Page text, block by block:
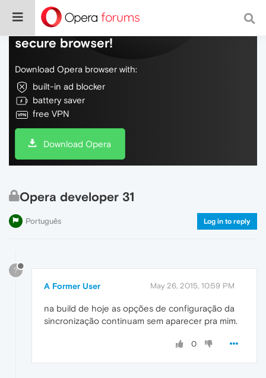
Do more on the web, with a fast and
secure browser!
Download Opera browser with:
built-in ad blocker
battery saver
free VPN
Download Opera
Opera developer 31
Português Log in to reply
?
A Former User May 26, 2015, 10:59 PM
na build de hoje as opções de configuração da
sincronização continuam sem aparecer pra mim.
0